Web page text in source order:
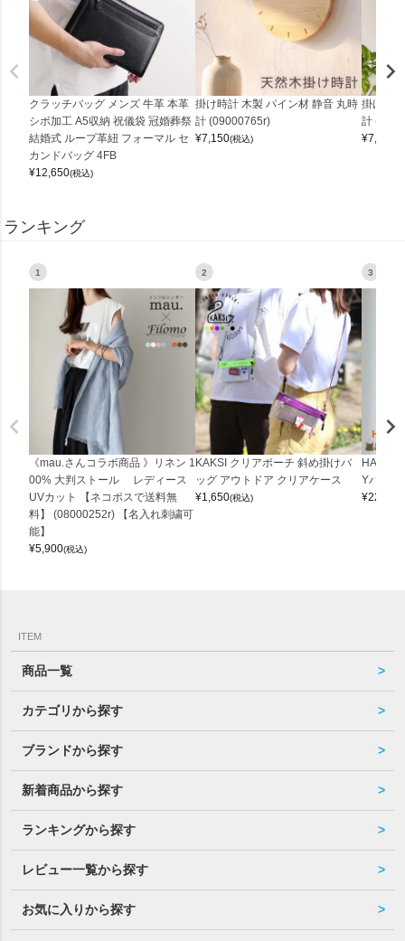
クラッチバッグ メンズ 牛革 本革
シボ加工 A5収納 祝儀袋 冠婚葬祭
結婚式 ループ革紐 フォーマル セ
カンドバッグ 4FB
¥12,650(税込)
掛け時計 木製 パイン材 静音 丸時
計 (09000765r)
¥7,150(税込)
掛け時
計
¥7,150
ランキング
1
《mau.さんコラボ商品 》リネン 1
00% 大判ストール レディース
UVカット 【ネコポスで送料無
料】 (08000252r) 【名入れ刺繍可
能】
¥5,900(税込)
2
KAKSI クリアポーチ 斜め掛けバ
ッグ アウトドア クリアケース
¥1,650(税込)
3
Yバッグ
¥22,000
ITEM
商品一覧
カテゴリから探す
ブランドから探す
新着商品から探す
ランキングから探す
レビュー一覧から探す
お気に入りから探す